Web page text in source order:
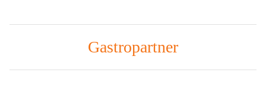
Gastropartner